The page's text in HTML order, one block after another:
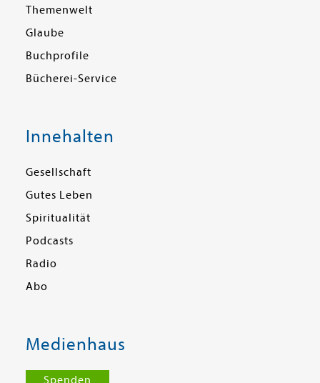
Themenwelt
Glaube
Buchprofile
Bücherei-Service
Innehalten
Gesellschaft
Gutes Leben
Spiritualität
Podcasts
Radio
Abo
Medienhaus
Spenden